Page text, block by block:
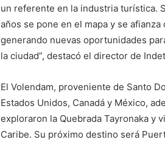
un referente en la industria turística.
años se pone en el mapa y se
generando nuevas oportunidades
la ciudad”, destacó el director de
El Volendam, proveniente de Santo
Estados Unidos, Canadá y México,
exploraron la Quebrada Tayronaka y
Caribe. Su próximo destino será